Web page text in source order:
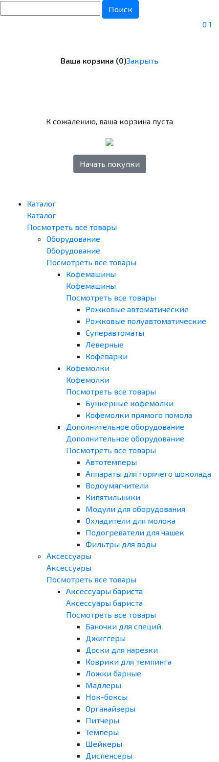
Поиск
0 1
Ваша корзина (0)Закрыть
К сожалению, ваша корзина пуста
Начать покупки
Каталог
Каталог
Посмотреть все товары
Оборудование
Оборудование
Посмотреть все товары
Кофемашины
Кофемашины
Посмотреть все товары
Рожковые автоматические
Рожковые полуавтоматические
Суперавтоматы
Леверные
Кофеварки
Кофемолки
Кофемолки
Посмотреть все товары
Бункерные кофемолки
Кофемолки прямого помола
Дополнительное оборудование
Дополнительное оборудование
Посмотреть все товары
Автотемперы
Аппараты для горячего шоколада
Водоумягчители
Кипятильники
Модули для оборудования
Охладители для молока
Подогреватели для чашек
Фильтры для воды
Аксессуары
Аксессуары
Посмотреть все товары
Аксессуары бариста
Аксессуары бариста
Посмотреть все товары
Баночки для специй
Джиггеры
Доски для нарезки
Коврики для темпинга
Ложки барные
Мадлеры
Нок-боксы
Органайзеры
Питчеры
Темперы
Шейкеры
Диспенсеры